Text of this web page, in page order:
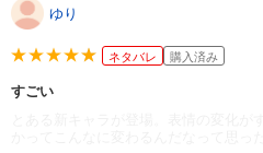
ゆり
ネタバレ 購入済み
すごい